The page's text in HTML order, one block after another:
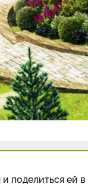
поделиться ей в